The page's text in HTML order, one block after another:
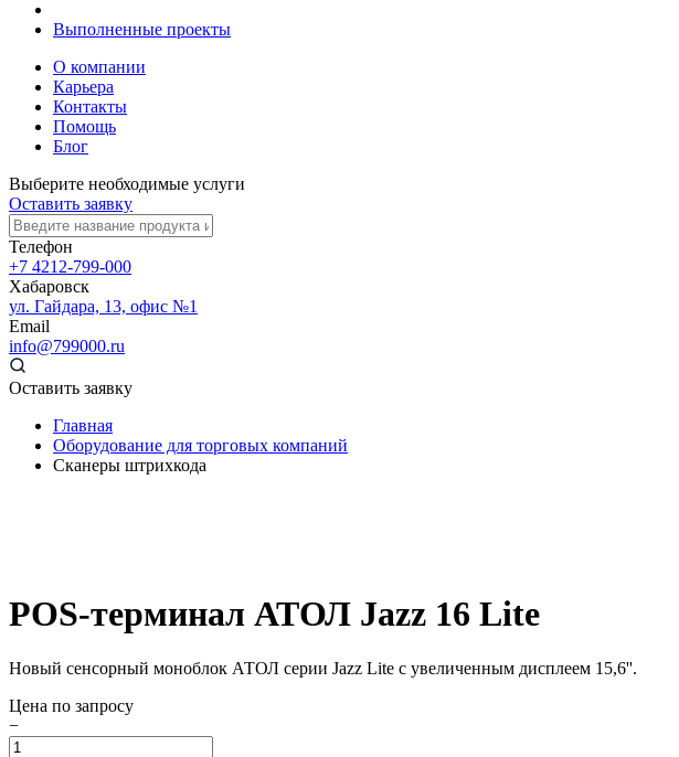
Выполненные проекты
О компании
Карьера
Контакты
Помощь
Блог
Выберите необходимые услуги
Оставить заявку
Телефон
+7 4212-799-000
Хабаровск
ул. Гайдара, 13, офис №1
Email
info@799000.ru
Оставить заявку
Главная
Оборудование для торговых компаний
Сканеры штрихкода
POS-терминал АТОЛ Jazz 16 Lite
Новый сенсорный моноблок АТОЛ серии Jazz Lite с увеличенным дисплеем 15,6''.
Цена по запросу
−